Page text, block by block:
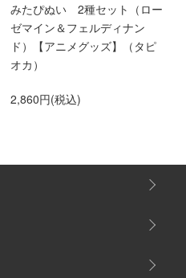
みたぴぬい 2種セット（ロー
ゼマイン＆フェルディナン
ド）【アニメグッズ】（タピ
オカ）
2,860円(税込)